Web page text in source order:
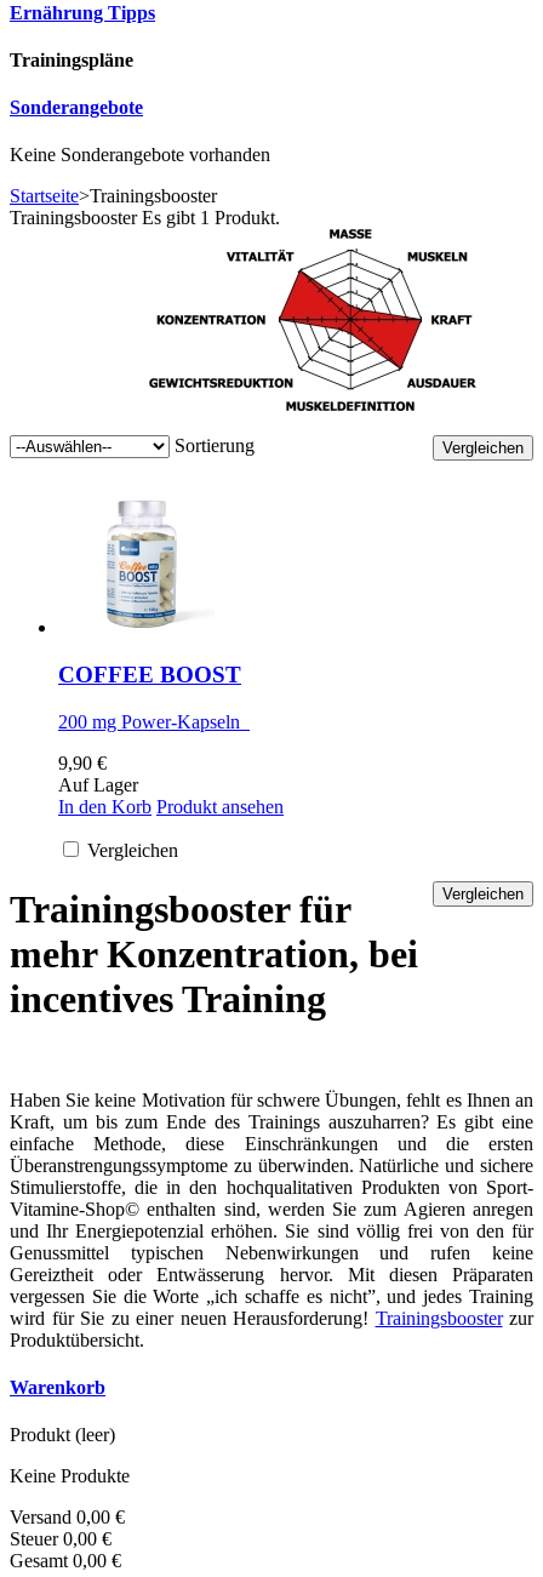
Ernährung Tipps
Trainingspläne
Sonderangebote
Keine Sonderangebote vorhanden
Startseite>Trainingsbooster
TrainingsboosterEs gibt 1 Produkt.
Sortierung
COFFEE BOOST
200 mg Power-Kapseln
9,90 €
Auf Lager
In den Korb Produkt ansehen
Vergleichen
Trainingsbooster für
mehr Konzentration, bei
incentives Training
Haben Sie keine Motivation für schwere Übungen, fehlt es Ihnen an
Kraft, um bis zum Ende des Trainings auszuharren? Es gibt eine
einfache Methode, diese Einschränkungen und die ersten
Überanstrengungssymptome zu überwinden. Natürliche und sichere
Stimulierstoffe, die in den hochqualitativen Produkten von Sport-
Vitamine-Shop© enthalten sind, werden Sie zum Agieren anregen
und Ihr Energiepotenzial erhöhen. Sie sind völlig frei von den für
Genussmittel typischen Nebenwirkungen und rufen keine
Gereiztheit oder Entwässerung hervor. Mit diesen Präparaten
vergessen Sie die Worte „ich schaffe es nicht”, und jedes Training
wird für Sie zu einer neuen Herausforderung! Trainingsboosterzur
Produktübersicht .
Warenkorb
Produkt (leer)
Keine Produkte
Versand 0,00 €
Steuer 0,00 €
Gesamt 0,00 €